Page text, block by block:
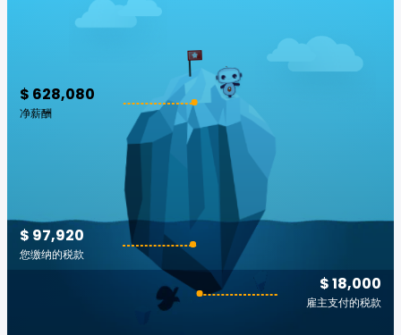
$ 628,080
净薪酬
$ 18,000
雇主支付的税款
$ 97,920
您缴纳的税款